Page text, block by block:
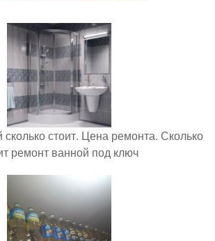
стоит. Цена ремонта. Сколько
ремонт ванной под ключ